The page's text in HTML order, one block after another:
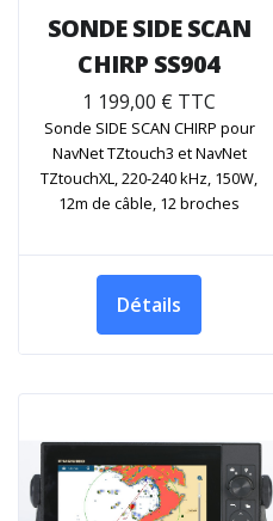
SONDE SIDE SCAN
CHIRP SS904
1 199,00 € TTC
Sonde SIDE SCAN CHIRP pour
NavNet TZtouch3 et NavNet
TZtouchXL, 220-240 kHz, 150W,
12m de câble, 12 broches
Détails